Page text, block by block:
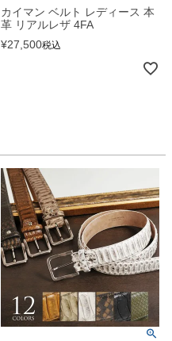
カイマン ベルト レディース 本
革 リアルレザ 4FA
¥27,500税込